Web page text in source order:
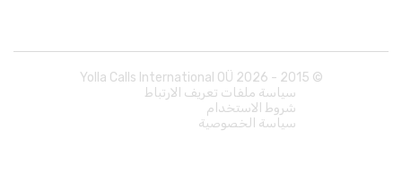
© 2015 -
2026
سياسة ملفات تعريف الارتباط
شروط الاستخدام
سياسة الخصوصية